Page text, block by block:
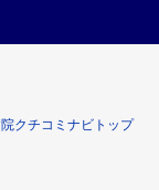
クチコミナビトップ